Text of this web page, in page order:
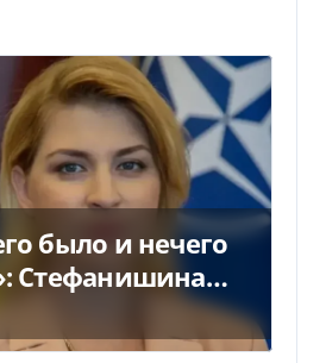
было и нечего
Стефанишина
новое